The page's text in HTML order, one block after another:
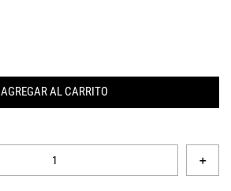
AGREGAR AL CARRITO
＋